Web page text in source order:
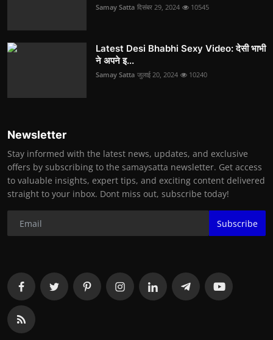
Samay Satta दिसंबर 29, 2024 10545
Latest Desi Bhabhi Sexy Video: देसी भाभी
ने अपने इ...
Samay Satta जुलाई 20, 2024 10240
Newsletter
Stay informed with the latest news, updates, and exclusive
offers by subscribing to the samaysatta newsletter. Get access
to valuable insights, expert tips, and exciting content delivered
straight to your inbox. Dont miss out, subscribe today!
Subscribe